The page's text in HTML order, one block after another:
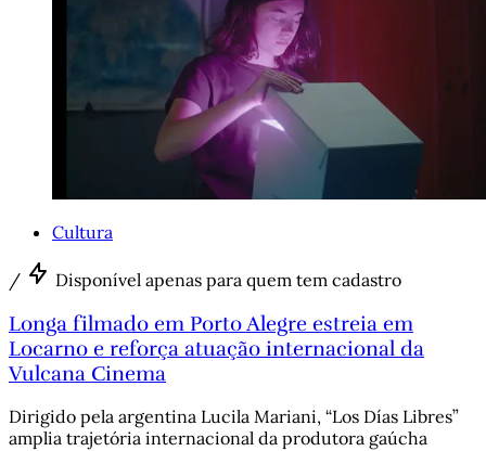
Cultura
/ Disponível apenas para quem tem cadastro
Longa filmado em Porto Alegre estreia em
Locarno e reforça atuação internacional da
Vulcana Cinema
Dirigido pela argentina Lucila Mariani, “Los Días Libres”
amplia trajetória internacional da produtora gaúcha